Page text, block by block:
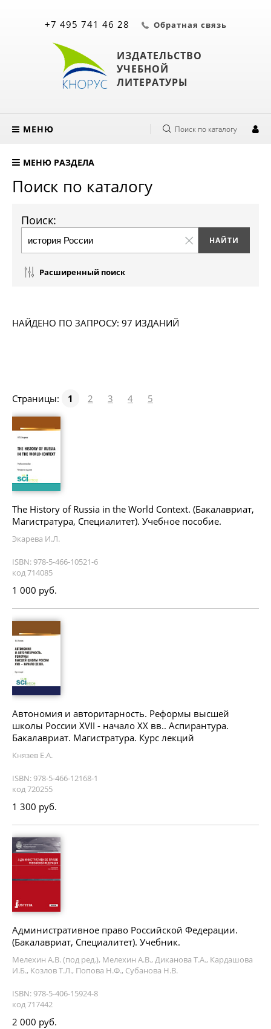
ИЗДАТЕЛЬСТВО
УЧЕБНОЙ
ЛИТЕРАТУРЫ
+7 495 741 46 28 Обратная связь
МЕНЮ Поиск по каталогу
МЕНЮ РАЗДЕЛА
Поиск по каталогу
Поиск:
Расширенный поиск
НАЙДЕНО ПО ЗАПРОСУ: 97 ИЗДАНИЙ
Страницы: 1 2 3 4 5
The History of Russia in the World Context. (Бакалавриат,
Магистратура, Специалитет). Учебное пособие.
Экарева И.Л.
ISBN: 978-5-466-10521-6
код 714085
1 000 руб.
Автономия и авторитарность. Реформы высшей
школы России XVII - начало ХХ вв.. Аспирантура.
Бакалавриат. Магистратура. Курс лекций
Князев Е.А.
ISBN: 978-5-466-12168-1
код 720255
1 300 руб.
Административное право Российской Федерации.
(Бакалавриат, Специалитет). Учебник.
Мелехин А.В. (под ред.), Мелехин А.В., Диканова Т.А., Кардашова
И.Б., Козлов Т.Л., Попова Н.Ф., Субанова Н.В.
ISBN: 978-5-406-15924-8
код 717442
2 000 руб.